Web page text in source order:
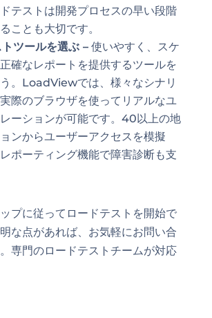
テストは開発プロセスの早い段階
ことも大切です。
ツールを選ぶ –使いやすく、スケ
確なレポートを提供するツールを
。LoadViewでは、様々なシナリ
際のブラウザを使ってリアルなユ
ーションが可能です。40以上の地
ンからユーザーアクセスを模擬
ポーティング機能で障害診断も支
プに従ってロードテストを開始で
な点があれば、お気軽にお問い合
専門のロードテストチームが対応